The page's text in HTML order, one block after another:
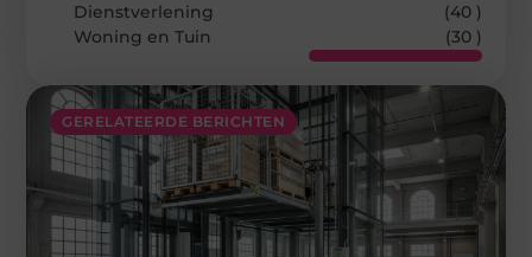
GERELATEERDE BERICHTEN
Dienstverlening
(40 )
Woning en Tuin
(30 )